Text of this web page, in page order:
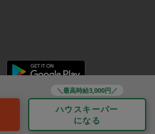
＼最高時給3,000円／
ハウスキーパー
になる